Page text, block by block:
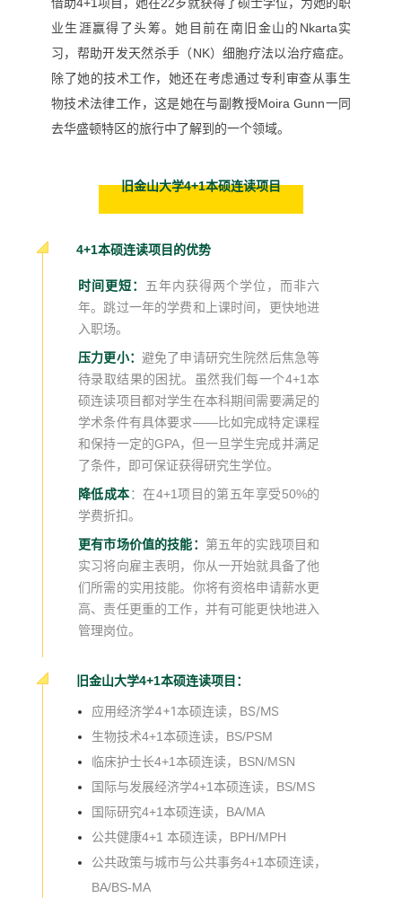
业生涯赢得了头筹。她目前在南旧金山的Nkarta实
习，帮助开发天然杀手（NK）细胞疗法以治疗癌症。
除了她的技术工作，她还在考虑通过专利审查从事生
物技术法律工作，这是她在与副教授Moira Gunn一同
去华盛顿特区的旅行中了解到的一个领域。
旧金山大学4+1本硕连读项目
4+1本硕连读项目的优势
时间更短： 五年内获得两个学位，而非六
年。跳过一年的学费和上课时间，更快地进
入职场。
压力更小： 避免了申请研究生院然后焦急等
待录取结果的困扰。虽然我们每一个4+1本
硕连读项目都对学生在本科期间需要满足的
学术条件有具体要求——比如完成特定课程
和保持一定的GPA，但一旦学生完成并满足
了条件，即可保证获得研究生学位。
降低成本：在4+1项目的第五年享受50%的
学费折扣。
更有市场价值的技能： 第五年的实践项目和
实习将向雇主表明，你从一开始就具备了他
们所需的实用技能。你将有资格申请薪水更
高、责任更重的工作，并有可能更快地进入
管理岗位。
旧金山大学4+1本硕连读项目：
应用经济学4+1本硕连读，BS/MS
生物技术4+1本硕连读，BS/PSM
临床护士长4+1本硕连读，BSN/MSN
国际与发展经济学4+1本硕连读，BS/MS
国际研究4+1本硕连读，BA/MA
公共健康4+1 本硕连读，BPH/MPH
公共政策与城市与公共事务4+1本硕连读，
BA/BS-MA